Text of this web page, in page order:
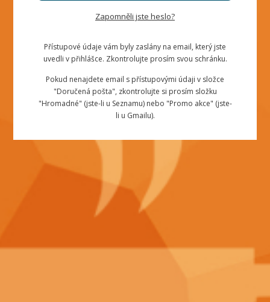
Zapomněli jste heslo?
Přístupové údaje vám byly zaslány na email, který jste
uvedli v přihlášce. Zkontrolujte prosím svou schránku.
Pokud nenajdete email s přístupovými údaji v složce
"Doručená pošta", zkontrolujte si prosím složku
"Hromadné" (jste-li u Seznamu) nebo "Promo akce" (jste-
li u Gmailu).